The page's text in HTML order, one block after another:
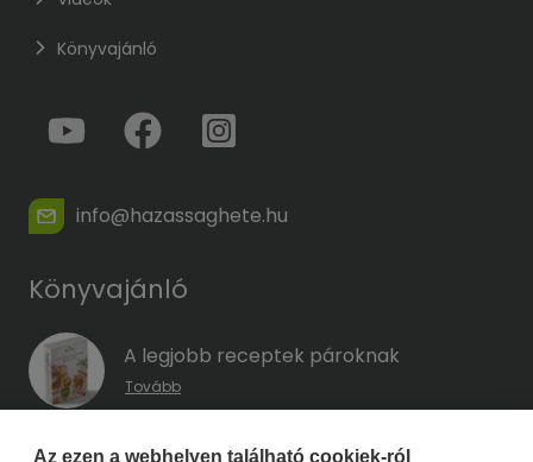
Könyvajánló
info@hazassaghete.hu
Könyvajánló
A legjobb receptek pároknak
Tovább
A hűség kódja – Hogyan előzd meg a
Az ezen a webhelyen található cookiek-ról